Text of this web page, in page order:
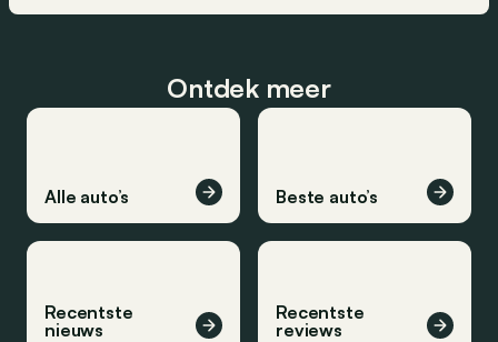
Ontdek meer
Alle auto’s Beste auto’s
Recentste
nieuws
Recentste
reviews